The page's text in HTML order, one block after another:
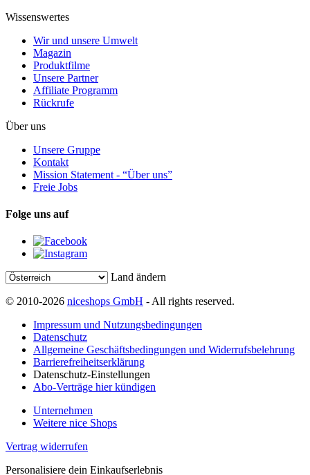
Wissenswertes
Wir und unsere Umwelt
Magazin
Produktfilme
Unsere Partner
Affiliate Programm
Rückrufe
Über uns
Unsere Gruppe
Kontakt
Mission Statement - “Über uns”
Freie Jobs
Folge uns auf
Land ändern
© 2010-2026 niceshops GmbH - All rights reserved.
Impressum und Nutzungsbedingungen
Datenschutz
Allgemeine Geschäftsbedingungen und Widerrufsbelehrung
Barrierefreiheitserklärung
Datenschutz-Einstellungen
Abo-Verträge hier kündigen
Unternehmen
Weitere nice Shops
Vertrag widerrufen
Personalisiere dein Einkaufserlebnis